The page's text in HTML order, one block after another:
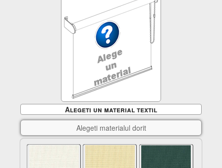
Alegeti un material textil
Alegeti materialul dorit